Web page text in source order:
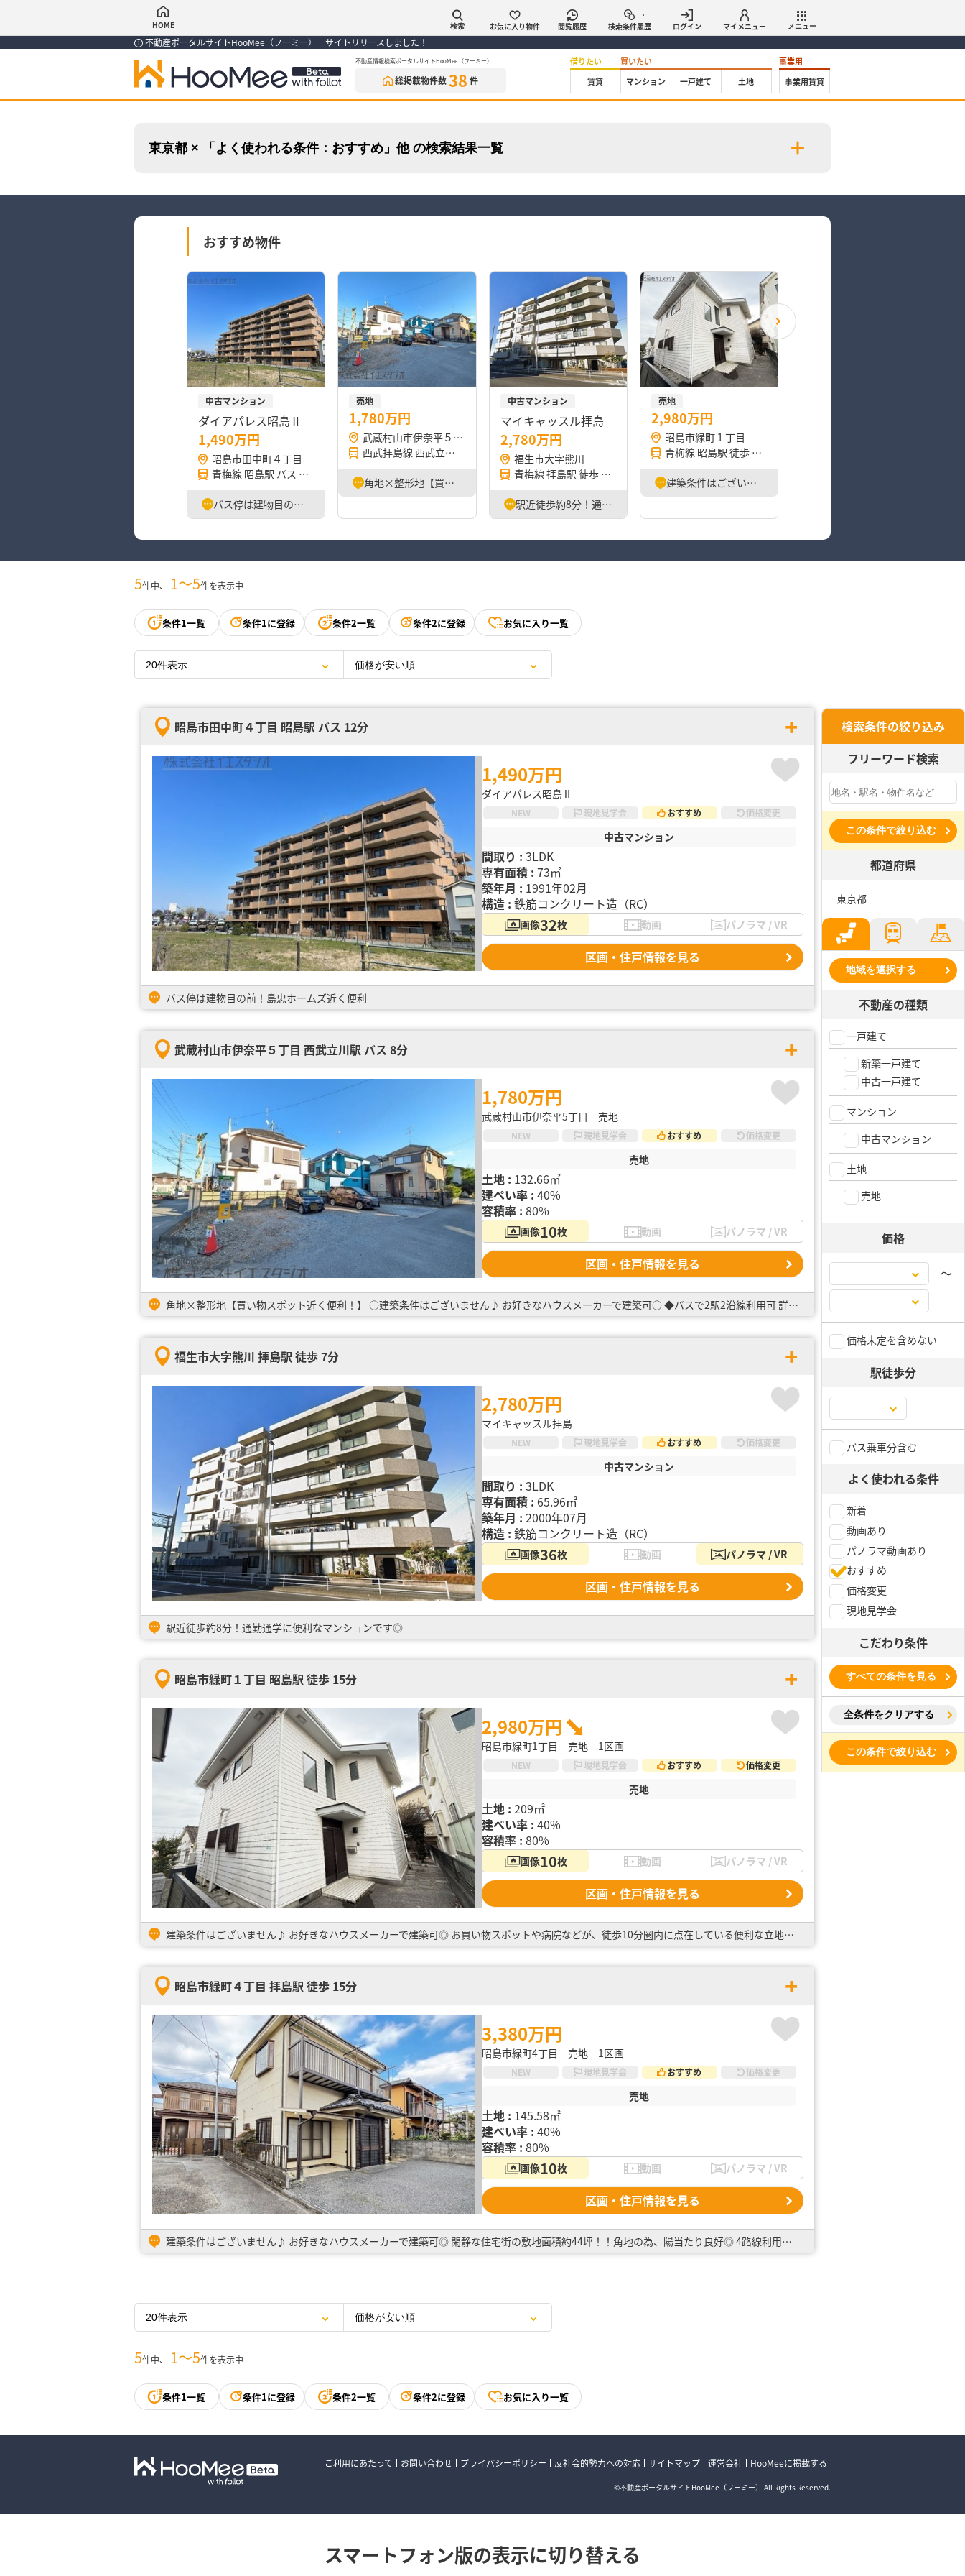
HOME 検索 お気に入り物件 閲覧履歴 検索条件履歴 ログイン マイメニュー メニュー
不動産ポータルサイトHooMee（フーミー） サイトリリースしました！
不動産情報検索ポータルサイトHooMee（フーミー）
総掲載物件数38 件
借りたい
賃貸
買いたい
マンション
一戸建て 土地
事業用
事業用賃貸
東京都 × 「よく使われる条件：おすすめ」他 の検索結果一覧
おすすめ物件
中古マンション
ダイアパレス昭島Ⅱ
1,490万円
昭島市田中町４丁目
青梅線 昭島駅 バス 12分
バス停は建物目の前！島忠ホームズ近く便利
売地
1,780万円
武蔵村山市伊奈平５丁目
西武拝島線 西武立川駅 バス 8分
角地×整形地【買い物スポット近く便利！】 ○建築条件はございません♪ お好きなハウスメーカーで建築…
中古マンション
マイキャッスル拝島
2,780万円
福生市大字熊川
青梅線 拝島駅 徒歩 7分
駅近徒歩約8分！通勤通学に便利なマンションです◎
売地
2,980万円
昭島市緑町１丁目
青梅線 昭島駅 徒歩 15分
建築条件はございません♪ お好きなハウスメーカーで建築可◎ お買い物スポットや病院などが、徒歩1…
5件中、 1〜5件を表示中
条件1一覧 条件1に登録 条件2一覧 条件2に登録 お気に入り一覧
昭島市田中町４丁目 昭島駅 バス 12分
1,490万円
ダイアパレス昭島Ⅱ
NEW 現地見学会 おすすめ 価格変更
中古マンション
間取り : 3LDK
専有面積 : 73㎡
築年月 : 1991年02月
構造 : 鉄筋コンクリート造（RC）
画像32枚 動画 パノラマ / VR
区画・住戸情報を見る
バス停は建物目の前！島忠ホームズ近く便利
武蔵村山市伊奈平５丁目 西武立川駅 バス 8分
1,780万円
武蔵村山市伊奈平5丁目 売地
NEW 現地見学会 おすすめ 価格変更
売地
土地 : 132.66㎡
建ぺい率 : 40%
容積率 : 80%
画像10枚 動画 パノラマ / VR
区画・住戸情報を見る
角地×整形地【買い物スポット近く便利！】 ○建築条件はございません♪ お好きなハウスメーカーで建築可○ ◆バスで2駅2沿線利用可 詳細はお気軽にお問い合わせください。
福生市大字熊川 拝島駅 徒歩 7分
2,780万円
マイキャッスル拝島
NEW 現地見学会 おすすめ 価格変更
中古マンション
間取り : 3LDK
専有面積 : 65.96㎡
築年月 : 2000年07月
構造 : 鉄筋コンクリート造（RC）
画像36枚 動画 パノラマ / VR
区画・住戸情報を見る
駅近徒歩約8分！通勤通学に便利なマンションです◎
昭島市緑町１丁目 昭島駅 徒歩 15分
2,980万円
昭島市緑町1丁目 売地 1区画
NEW 現地見学会 おすすめ 価格変更
売地
土地 : 209㎡
建ぺい率 : 40%
容積率 : 80%
画像10枚 動画 パノラマ / VR
区画・住戸情報を見る
建築条件はございません♪ お好きなハウスメーカーで建築可◎ お買い物スポットや病院などが、徒歩10分圏内に点在している便利な立地です！ また、大きな公園「昭島市立緑ヶ丘公園」や中学校も近いので、子…
昭島市緑町４丁目 拝島駅 徒歩 15分
3,380万円
昭島市緑町4丁目 売地 1区画
NEW 現地見学会 おすすめ 価格変更
売地
土地 : 145.58㎡
建ぺい率 : 40%
容積率 : 80%
画像10枚 動画 パノラマ / VR
区画・住戸情報を見る
建築条件はございません♪ お好きなハウスメーカーで建築可◎ 閑静な住宅街の敷地面積約44坪！！角地の為、陽当たり良好◎ 4路線利用可能な『拝島駅』が最寄り駅で便利な環境です♪
検索条件の絞り込み
フリーワード検索
この条件で絞り込む
都道府県
東京都
地域を選択する
不動産の種類
一戸建て
新築一戸建て
中古一戸建て
マンション
中古マンション
土地
売地
価格
〜
価格未定を含めない
駅徒歩分
バス乗車分含む
よく使われる条件
新着
動画あり
パノラマ動画あり
おすすめ
価格変更
現地見学会
こだわり条件
すべての条件を見る
全条件をクリアする
この条件で絞り込む
5件中、 1〜5件を表示中
条件1一覧 条件1に登録 条件2一覧 条件2に登録 お気に入り一覧
ご利用にあたって お問い合わせ プライバシーポリシー 反社会的勢力への対応 サイトマップ 運営会社 HooMeeに掲載する
©不動産ポータルサイトHooMee（フーミー） All Rights Reserved.
スマートフォン版の表示に切り替える